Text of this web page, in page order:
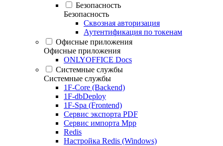
Безопасность
Безопасность
Сквозная авторизация
Аутентификация по токенам
Офисные приложения
Офисные приложения
ONLYOFFICE Docs
Системные службы
Системные службы
1F-Core (Backend)
1F-dbDeploy
1F-Spa (Frontend)
Сервис экспорта PDF
Сервис импорта Mpp
Redis
Настройка Redis (Windows)